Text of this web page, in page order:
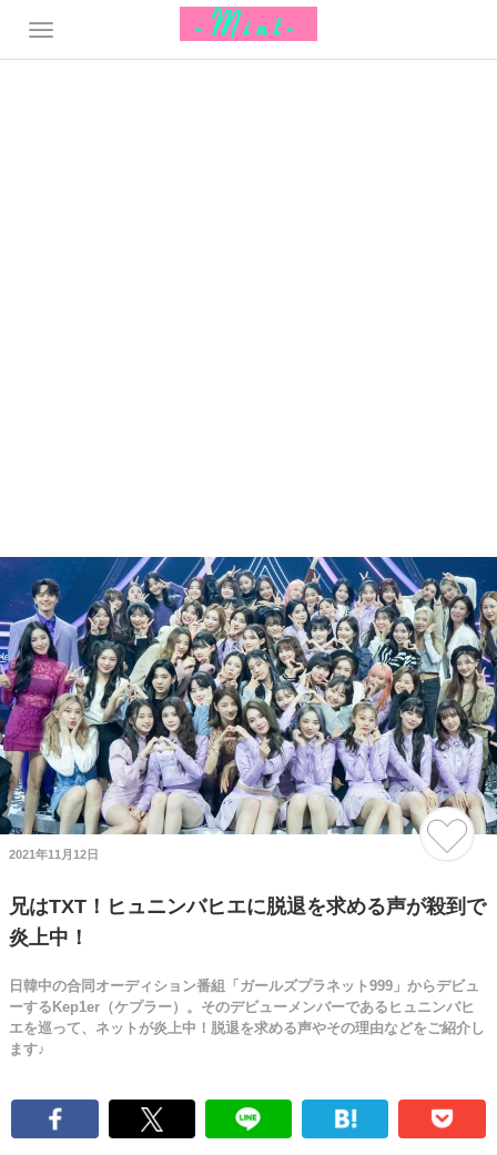
2021年11月12日
兄はTXT！ヒュニンバヒエに脱退を求める声が殺到で
炎上中！
日韓中の合同オーディション番組「ガールズプラネット999」からデビュ
ーするKep1er（ケプラー）。そのデビューメンバーであるヒュニンバヒ
エを巡って、ネットが炎上中！脱退を求める声やその理由などをご紹介し
ます♪